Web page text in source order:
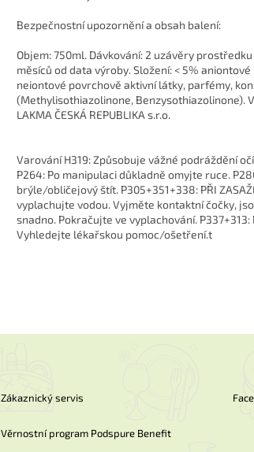
Bezpečnostní upozornění a obsah balení:
Objem: 750ml. Dávkování: 2 uzávěry
měsíců od data výroby. Složení: < 5%
neiontové povrchově aktivní látky, parfémy,
(Methylisothiazolinone, Benzysothiazolinone).
LAKMA ČESKÁ REPUBLIKA s.r.o.
Varování H319: Způsobuje vážné podráždění
P264: Po manipulaci důkladně omyjte ruce.
brýle/obličejový štít. P305+351+338: PŘI
vyplachujte vodou. Vyjměte kontaktní čočky,
snadno. Pokračujte ve vyplachování.
Vyhledejte lékařskou pomoc/ošetření.t
Zákaznický servis
Věrnostní program Podspure Benefit